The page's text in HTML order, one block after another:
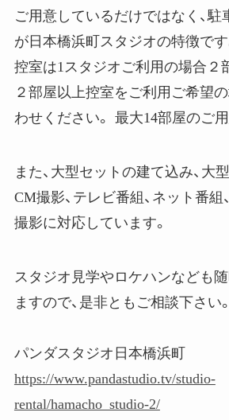
ご用意しているだけではなく、駐
が日本橋浜町スタジオの特徴です
控室は1スタジオご利用の場合２
２部屋以上控室をご利用ご希望
わせください。 最大14部屋のご
また、大型セットの建て込み、大
CM撮影、テレビ番組、ネット番組
撮影に対応しています。
スタジオ見学やロケハンなども
ますので、是非ともご相談下さい。
パンダスタジオ日本橋浜町
https://www.pandastudio.tv/studio-
rental/hamacho_studio-2/